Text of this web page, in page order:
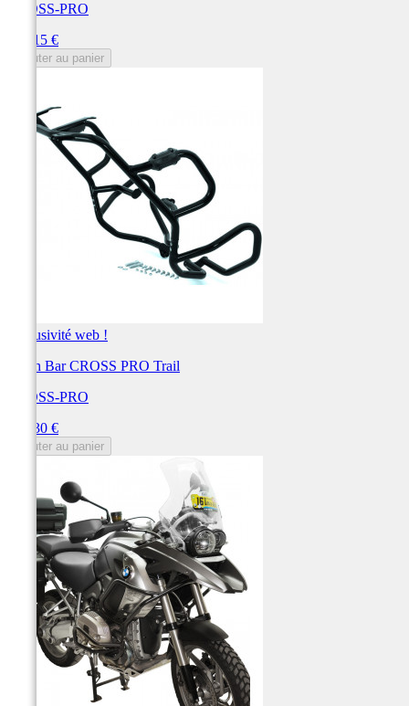
CROSS-PRO
287,15 €
Ajouter au panier
Exclusivité web !
Crash Bar CROSS PRO Trail
CROSS-PRO
285,30 €
Ajouter au panier